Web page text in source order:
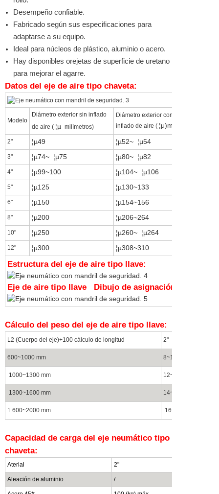
Desempeño confiable.
Fabricado según sus especificaciones para
adaptarse a su equipo.
Ideal para núcleos de plástico, aluminio o acero.
Hay disponibles orejetas de superficie de uretano
para mejorar el agarre.
Datos del eje de aire tipo chaveta:
Modelo
Diámetro exterior sin inflado
de aire ( ¦µ milímetros)
Diámetro exterior con
inflado de aire ( ¦μ)mm
2" ¦µ49 ¦µ52~ ¦µ54
3" ¦µ74~ ¦µ75 ¦µ80~ ¦µ82
4" ¦µ99~100 ¦µ104~ ¦µ106
5" ¦µ125 ¦µ130~133
6" ¦µ150 ¦µ154~156
8" ¦µ200 ¦µ206~264
10" ¦µ250 ¦µ260~ ¦µ264
12" ¦µ300 ¦µ308~310
Estructura del eje de aire tipo llave:
Eje de aire tipo llave Dibujo de asignación de llaves:
Cálculo del peso del eje de aire tipo llave:
L2 (Cuerpo del eje)+100 cálculo de longitud 2"
600~1000 mm 8~12 (kg)
1000~1300 mm 12~14(kg)
1300~1600 mm 14~16(kg)
1 600~2000 mm 16~20(kg)
Capacidad de carga del eje neumático tipo
chaveta:
Aterial 2"
Aleación de aluminio /